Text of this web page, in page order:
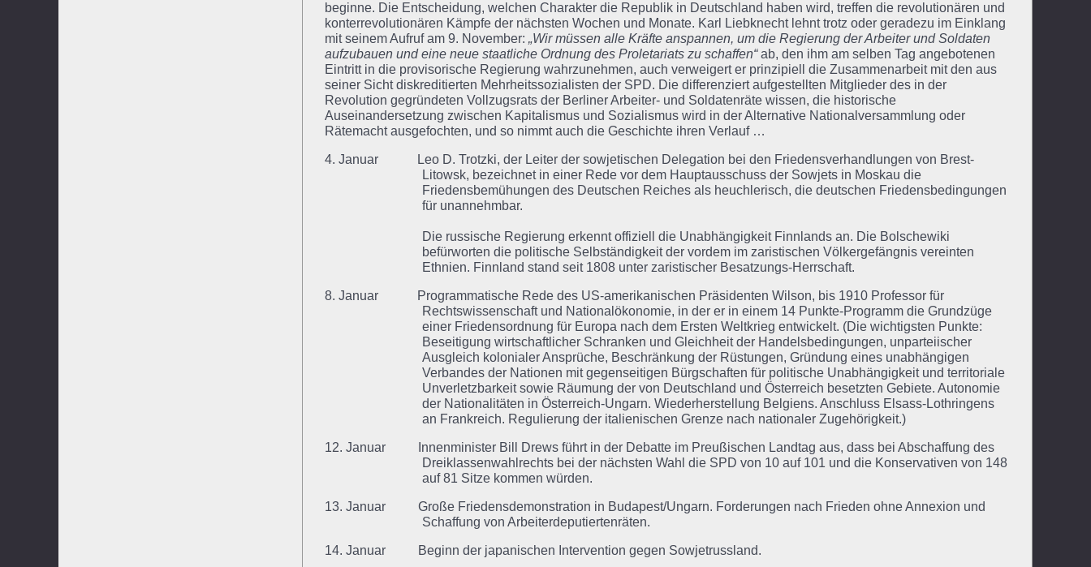
beginne. Die Entscheidung, welchen Charakter die Republik in Deutschland haben wird, treffen die revolutionären und
konterrevolutionären Kämpfe der nächsten Wochen und Monate. Karl Liebknecht lehnt trotz oder geradezu im Einklang
mit seinem Aufruf am 9. November: „Wir müssen alle Kräfte anspannen, um die Regierung der Arbeiter und Soldaten
aufzubauen und eine neue staatliche Ordnung des Proletariats zu schaffen“ab, den ihm am selben Tag angebotenen
Eintritt in die provisorische Regierung wahrzunehmen, auch verweigert er prinzipiell die Zusammenarbeit mit den aus
seiner Sicht diskreditierten Mehrheitssozialisten der SPD. Die differenziert aufgestellten Mitglieder des in der
Revolution gegründeten Vollzugsrats der Berliner Arbeiter- und Soldatenräte wissen, die historische
Auseinandersetzung zwischen Kapitalismus und Sozialismus wird in der Alternative Nationalversammlung oder
Rätemacht ausgefochten, und so nimmt auch die Geschichte ihren Verlauf …
4. Januar Leo D. Trotzki, der Leiter der sowjetischen Delegation bei den Friedensverhandlungen von Brest-
Litowsk, bezeichnet in einer Rede vor dem Hauptausschuss der Sowjets in Moskau die
Friedensbemühungen des Deutschen Reiches als heuchlerisch, die deutschen Friedensbedingungen
für unannehmbar.
Die russische Regierung erkennt offiziell die Unabhängigkeit Finnlands an. Die Bolschewiki
befürworten die politische Selbständigkeit der vordem im zaristischen Völkergefängnis vereinten
Ethnien. Finnland stand seit 1808 unter zaristischer Besatzungs-Herrschaft.
8. Januar Programmatische Rede des US-amerikanischen Präsidenten Wilson, bis 1910 Professor für
Rechtswissenschaft und Nationalökonomie, in der er in einem 14 Punkte-Programm die Grundzüge
einer Friedensordnung für Europa nach dem Ersten Weltkrieg entwickelt. (Die wichtigsten Punkte:
Beseitigung wirtschaftlicher Schranken und Gleichheit der Handelsbedingungen, unparteiischer
Ausgleich kolonialer Ansprüche, Beschränkung der Rüstungen, Gründung eines unabhängigen
Verbandes der Nationen mit gegenseitigen Bürgschaften für politische Unabhängigkeit und territoriale
Unverletzbarkeit sowie Räumung der von Deutschland und Österreich besetzten Gebiete. Autonomie
der Nationalitäten in Österreich-Ungarn. Wiederherstellung Belgiens. Anschluss Elsass-Lothringens
an Frankreich. Regulierung der italienischen Grenze nach nationaler Zugehörigkeit.)
12. Januar Innenminister Bill Drews führt in der Debatte im Preußischen Landtag aus, dass bei Abschaffung des
Dreiklassenwahlrechts bei der nächsten Wahl die SPD von 10 auf 101 und die Konservativen von 148
auf 81 Sitze kommen würden.
13. Januar Große Friedensdemonstration in Budapest/Ungarn. Forderungen nach Frieden ohne Annexion und
Schaffung von Arbeiterdeputiertenräten.
14. Januar Beginn der japanischen Intervention gegen Sowjetrussland.